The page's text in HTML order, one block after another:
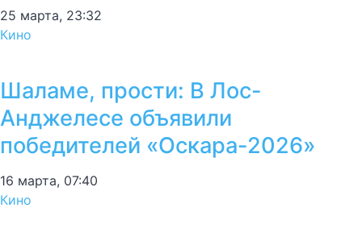
25 марта, 23:32
Кино
Шаламе, прости: В Лос-
Анджелесе объявили
победителей «Оскара-2026»
16 марта, 07:40
Кино